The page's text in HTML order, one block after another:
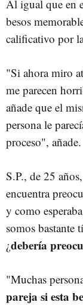
Al igual que en
besos
calificativo por
"Si ahora miro
me parecen
añade que el
persona le
proceso", añade.
S.P., de 25
encuentra
y como
somos bastante
¿debería
"Muchas
pareja si esta